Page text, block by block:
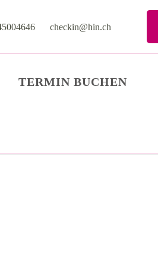
checkin@hin.ch
TERMIN BUCHEN